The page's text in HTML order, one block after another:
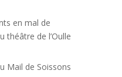
en mal de
théâtre de l’Oulle
Mail de Soissons